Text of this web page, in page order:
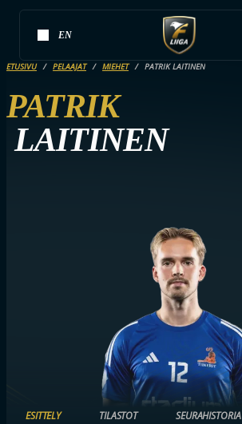
EN
ETUSIVU PELAAJAT MIEHET PATRIK LAITINEN
PATRIK
LAITINEN
ESITTELY TILASTOT SEURAHISTORIA